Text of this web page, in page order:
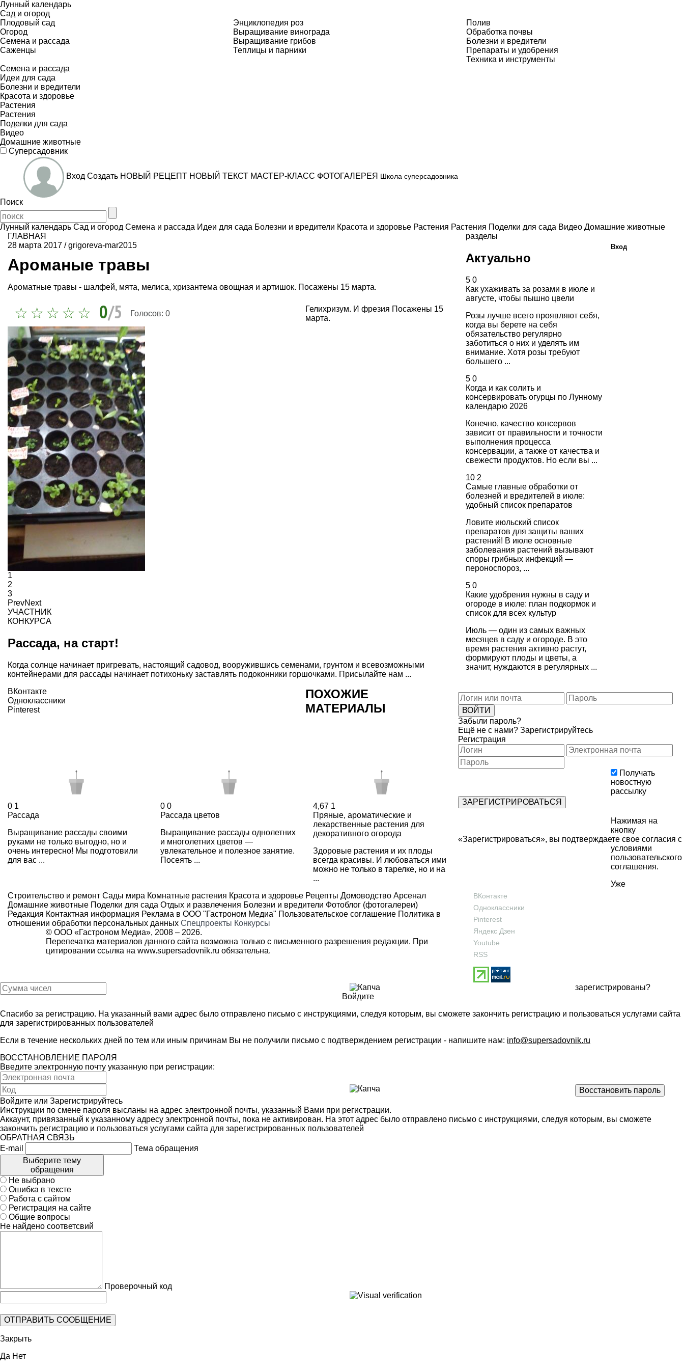
Лунный календарь
Сад и огород
Плодовый сад
Огород
Семена и рассада
Саженцы
Энциклопедия роз
Выращивание винограда
Выращивание грибов
Теплицы и парники
Полив
Обработка почвы
Болезни и вредители
Препараты и удобрения
Техника и инструменты
Семена и рассада
Идеи для сада
Болезни и вредители
Красота и здоровье
Растения
Растения
Поделки для сада
Видео
Домашние животные
Суперсадовник
Вход Создать НОВЫЙ РЕЦЕПТ НОВЫЙ ТЕКСТ МАСТЕР-КЛАСС ФОТОГАЛЕРЕЯ Школа суперсадовника
Поиск
Лунный календарь Сад и огород Семена и рассада Идеи для сада Болезни и вредители Красота и здоровье Растения Растения Поделки для сада Видео Домашние животные
ГЛАВНАЯ
28 марта 2017 /grigoreva-mar2015
Ароманые травы
Ароматные травы - шалфей, мята, мелиса, хризантема овощная и артишок. Посажены 15 марта.
0/5 Голосов: 0
1
2
3
PrevNext
УЧАСТНИК
КОНКУРСА
Рассада, на старт!
Когда солнце начинает пригревать, настоящий садовод, вооружившись семенами, грунтом и всевозможными
контейнерами для рассады начинает потихоньку заставлять подоконники горшочками. Присылайте нам ...
ВКонтакте
Одноклассники
Pinterest
Гелихризум. И фрезия Посажены 15
марта.
ПОХОЖИЕ
МАТЕРИАЛЫ
0 1
Рассада
Выращивание рассады своими
руками не только выгодно, но и
очень интересно! Мы подготовили
для вас ...
0 0
Рассада цветов
Выращивание рассады однолетних
и многолетних цветов —
увлекательное и полезное занятие.
Посеять ...
4,67 1
Пряные, ароматические и
лекарственные растения для
декоративного огорода
Здоровые растения и их плоды
всегда красивы. И любоваться ими
можно не только в тарелке, но и на
...
разделы
Актуально
5 0
Как ухаживать за розами в июле и
августе, чтобы пышно цвели
Розы лучше всего проявляют себя,
когда вы берете на себя
обязательство регулярно
заботиться о них и уделять им
внимание. Хотя розы требуют
большего ...
5 0
Когда и как солить и
консервировать огурцы по Лунному
календарю 2026
Конечно, качество консервов
зависит от правильности и точности
выполнения процесса
консервации, а также от качества и
свежести продуктов. Но если вы ...
10 2
Самые главные обработки от
болезней и вредителей в июле:
удобный список препаратов
Ловите июльский список
препаратов для защиты ваших
растений! В июле основные
заболевания растений вызывают
споры грибных инфекций —
пероноспороз, ...
5 0
Какие удобрения нужны в саду и
огороде в июле: план подкормок и
список для всех культур
Июль — один из самых важных
месяцев в саду и огороде. В это
время растения активно растут,
формируют плоды и цветы, а
значит, нуждаются в регулярных ...
Строительство и ремонт Сады мира Комнатные растения Красота и здоровье Рецепты Домоводство Арсенал
Домашние животные Поделки для сада Отдых и развлечения Болезни и вредители Фотоблог (фотогалереи)
Редакция Контактная информация Реклама в ООО "Гастроном Медиа" Пользовательское соглашение Политика в
отношении обработки персональных данных Спецпроекты Конкурсы
© ООО «Гастроном Медиа», 2008 – 2026.
Перепечатка материалов данного сайта возможна только с письменного разрешения редакции. При
цитировании ссылка на www.supersadovnik.ru обязательна.
ВКонтакте
Одноклассники
Pinterest
Яндекс Дзен
Youtube
RSS
Вход
Забыли пароль?
Ещё не с нами? Зарегистрируйтесь
Регистрация
Получать
новостную
рассылку
Нажимая на
кнопку
«Зарегистрироваться», вы подтверждаете свое согласия с
условиями
пользовательского
соглашения.
Уже
зарегистрированы?
Войдите
Спасибо за регистрацию. На указанный вами адрес было отправлено письмо с инструкциями, следуя которым, вы сможете закончить регистрацию и пользоваться услугами сайта
для зарегистрированных пользователей
Если в течение нескольких дней по тем или иным причинам Вы не получили письмо с подтверждением регистрации - напишите нам: info@supersadovnik.ru
ВОССТАНОВЛЕНИЕ ПАРОЛЯ
Введите электронную почту указанную при регистрации:
Войдите или Зарегистрируйтесь
Инструкции по смене пароля высланы на адрес электронной почты, указанный Вами при регистрации.
Аккаунт, привязанный к указанному адресу электронной почты, пока не активирован. На этот адрес было отправлено письмо с инструкциями, следуя которым, вы сможете
закончить регистрацию и пользоваться услугами сайта для зарегистрированных пользователей
ОБРАТНАЯ СВЯЗЬ
E-mail
Тема обращения
Выберите тему
обращения
Не выбрано
Ошибка в тексте
Работа с сайтом
Регистрация на сайте
Общие вопросы
Не найдено соответсвий
Проверочный код
Закрыть
Да Нет